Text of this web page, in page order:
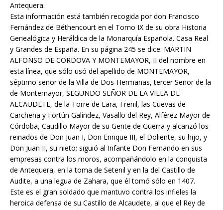
Antequera.
Esta información está también recogida por don Francisco
Fernández de Béthencourt en el Tomo IX de su obra Historia
Genealógica y Heráldica de la Monarquía Española. Casa Real
y Grandes de España. En su página 245 se dice: MARTIN
ALFONSO DE CORDOVA Y MONTEMAYOR, II del nombre en
esta línea, que sólo usó del apellido de MONTEMAYOR,
séptimo señor de la Villa de Dos-Hermanas, tercer Señor de la
de Montemayor, SEGUNDO SEÑOR DE LA VILLA DE
ALCAUDETE, de la Torre de Lara, Frenil, las Cuevas de
Carchena y Fortún Galíndez, Vasallo del Rey, Alférez Mayor de
Córdoba, Caudillo Mayor de su Gente de Guerra y alcanzó los
reinados de Don Juan I, Don Enrique III, el Doliente, su hijo, y
Don Juan II, su nieto; siguió al Infante Don Fernando en sus
empresas contra los moros, acompañándolo en la conquista
de Antequera, en la toma de Setenil y en la del Castillo de
Audite, a una legua de Zahara, que él tomó sólo en 1407.
Este es el gran soldado que mantuvo contra los infieles la
heroica defensa de su Castillo de Alcaudete, al que el Rey de